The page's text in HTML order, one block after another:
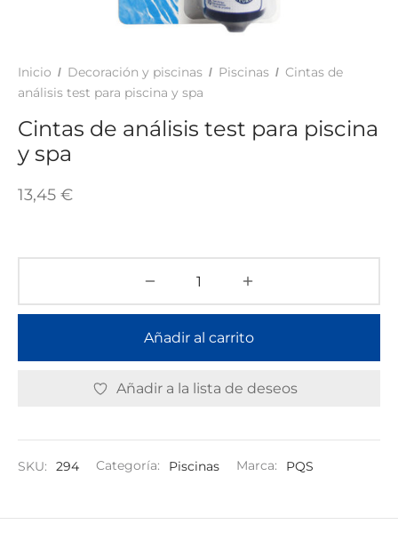
Inicio / Decoración y piscinas / Piscinas / Cintas de
análisis test para piscina y spa
Cintas de análisis test para piscina
y spa
13,45 €
Añadir al carrito
Añadir a la lista de deseos
SKU: 294 Categoría: Piscinas Marca: PQS
ADHESIVOS Y COLAS
Y SUELOS
TINTES Y MANUALIDADES